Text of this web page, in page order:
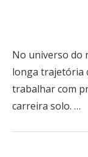
No universo do
longa trajetória
trabalhar com
carreira solo. …